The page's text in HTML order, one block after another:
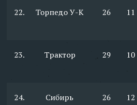
22. Торпедо У-К 26 11
23. Трактор 29 10
24. Сибирь 26 12